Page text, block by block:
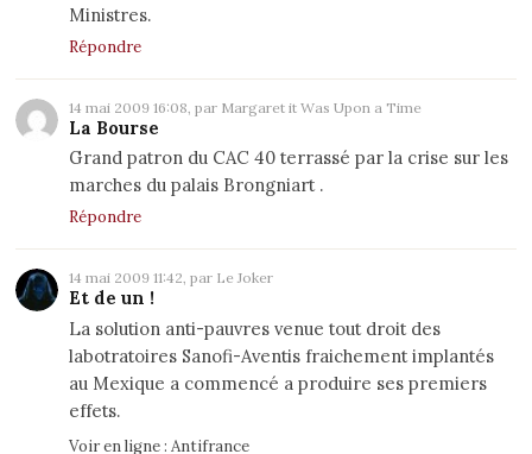
Ministres.
Répondre
14 mai 2009 16:08, par Margaret it Was Upon a Time
La Bourse
Grand patron du CAC 40 terrassé par la crise sur les
marches du palais Brongniart .
Répondre
14 mai 2009 11:42, par Le Joker
Et de un !
La solution anti-pauvres venue tout droit des
labotratoires Sanofi-Aventis fraichement implantés
au Mexique a commencé a produire ses premiers
effets.
Voir en ligne : Antifrance